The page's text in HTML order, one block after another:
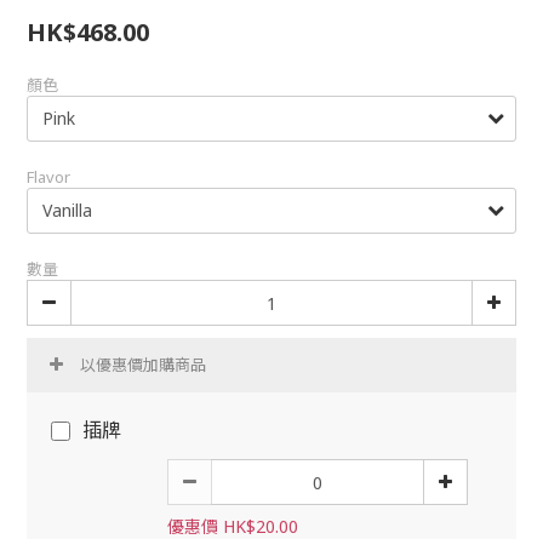
HK$468.00
顏色
Flavor
數量
以優惠價加購商品
插牌
優惠價 HK$20.00